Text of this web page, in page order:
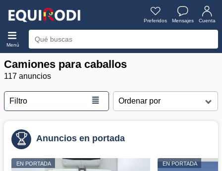
Preferidos Mensajes Cuenta
Menú
Camiones para caballos
117 anuncios
Filtro ≣
Anuncios en portada
EN PORTADA EN PORTADA